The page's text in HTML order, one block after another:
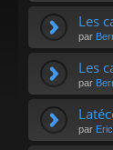
Les
par
Les
par
par Eric